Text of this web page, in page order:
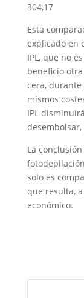
304,17
Esta
explicado en
IPL, que no
beneficio
cera,
mismos
IPL
La
solo es
que resulta,
económico.